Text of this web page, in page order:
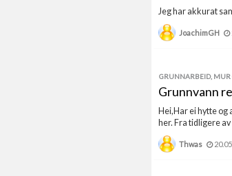
Jeg har akkurat
JoachimGH
GRUNNARBEID, MUR
Grunnvann
Hei,Har ei hytte og
her. Fra tidligere av
Thwas